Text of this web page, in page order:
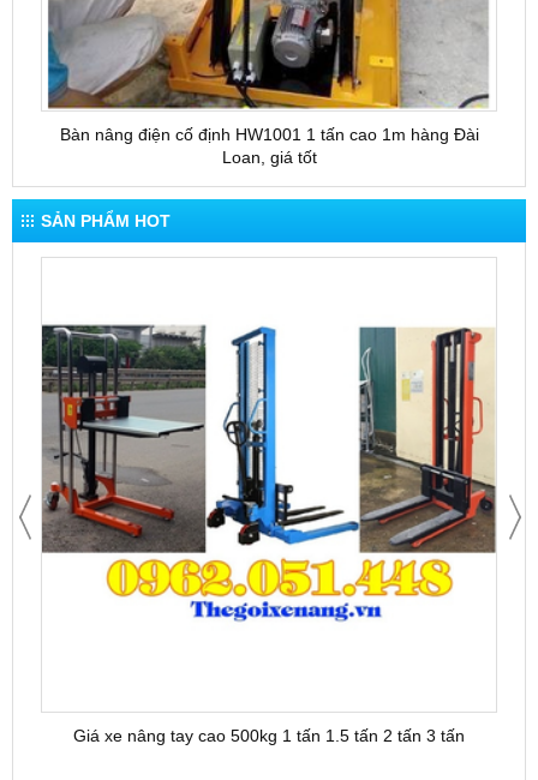
Bàn nâng điện cố định HW1001 1 tấn cao 1m hàng Đài
Loan, giá tốt
SẢN PHẨM HOT
Giá xe nâng tay cao 500kg 1 tấn 1.5 tấn 2 tấn 3 tấn